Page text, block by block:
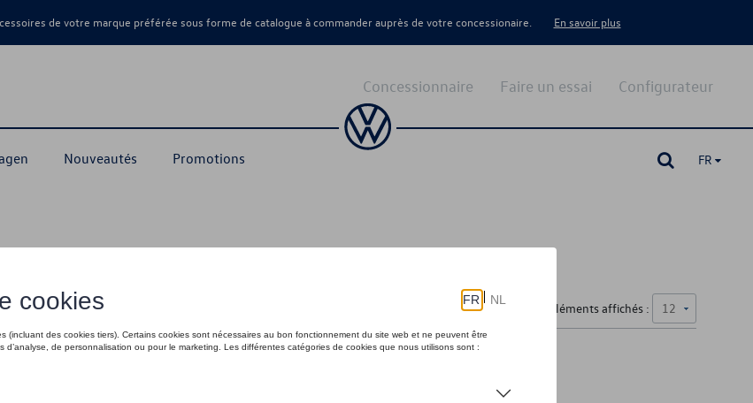
de votre marque préférée sous forme de catalogue à commander auprès de votre concessionaire. En savoir plus
Nouveautés Promotions
Configurateur
Faire un essai
Concessionnaire
FR
Nombre d'éléments affichés :